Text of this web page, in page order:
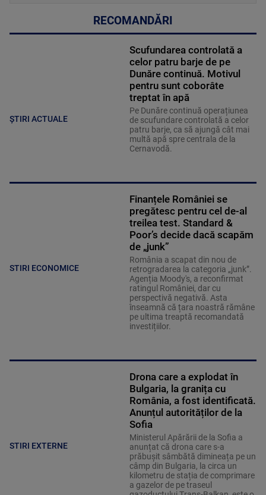
RECOMANDĂRI
ȘTIRI ACTUALE
Scufundarea controlată a
celor patru barje de pe
Dunăre continuă. Motivul
pentru sunt coborâte
treptat în apă
Pe Dunăre continuă operațiunea
de scufundare controlată a celor
patru barje, ca să ajungă cât mai
multă apă spre centrala de la
Cernavodă.
STIRI ECONOMICE
Finanțele României se
pregătesc pentru cel de-al
treilea test. Standard &
Poor’s decide dacă scapăm
de „junk”
România a scapat din nou de
retrogradarea la categoria „junk”.
Agenția Moody's, a reconfirmat
ratingul României, dar cu
perspectivă negativă. Asta
înseamnă că țara noastră rămâne
pe ultima treaptă recomandată
investițiilor.
STIRI EXTERNE
Drona care a explodat în
Bulgaria, la granița cu
România, a fost identificată.
Anunțul autorităților de la
Sofia
Ministerul Apărării de la Sofia a
anunțat că drona care s-a
prăbușit sâmbătă dimineața pe un
câmp din Bulgaria, la circa un
kilometru de stația de comprimare
a gazelor de pe traseul